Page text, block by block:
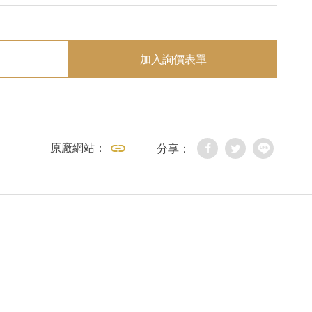
加入詢價表單
原廠網站： 分享：